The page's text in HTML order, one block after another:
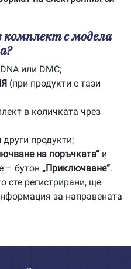
комплект с модела
или DMC;
(при продукти с тази
в количката чрез
продукти;
на поръчката“ и
– бутон „Приключване“.
сте регистрирани, ще
за направената